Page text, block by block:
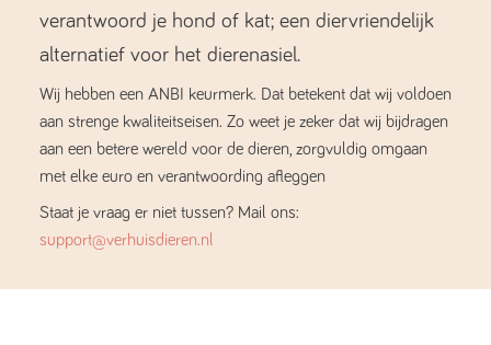
verantwoord je hond of kat; een diervriendelijk
alternatief voor het dierenasiel.
Wij hebben een ANBI keurmerk. Dat betekent dat wij voldoen
aan strenge kwaliteitseisen. Zo weet je zeker dat wij bijdragen
aan een betere wereld voor de dieren, zorgvuldig omgaan
met elke euro en verantwoording afleggen
Staat je vraag er niet tussen? Mail ons:
support@verhuisdieren.nl